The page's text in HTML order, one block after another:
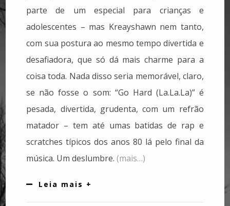
parte de um especial para crianças e
adolescentes – mas Kreayshawn nem tanto,
com sua postura ao mesmo tempo divertida e
desafiadora, que só dá mais charme para a
coisa toda. Nada disso seria memorável, claro,
se não fosse o som: “Go Hard (La.La.La)” é
pesada, divertida, grudenta, com um refrão
matador – tem até umas batidas de rap e
scratches típicos dos anos 80 lá pelo final da
música. Um deslumbre.(mais…)
Leia mais +